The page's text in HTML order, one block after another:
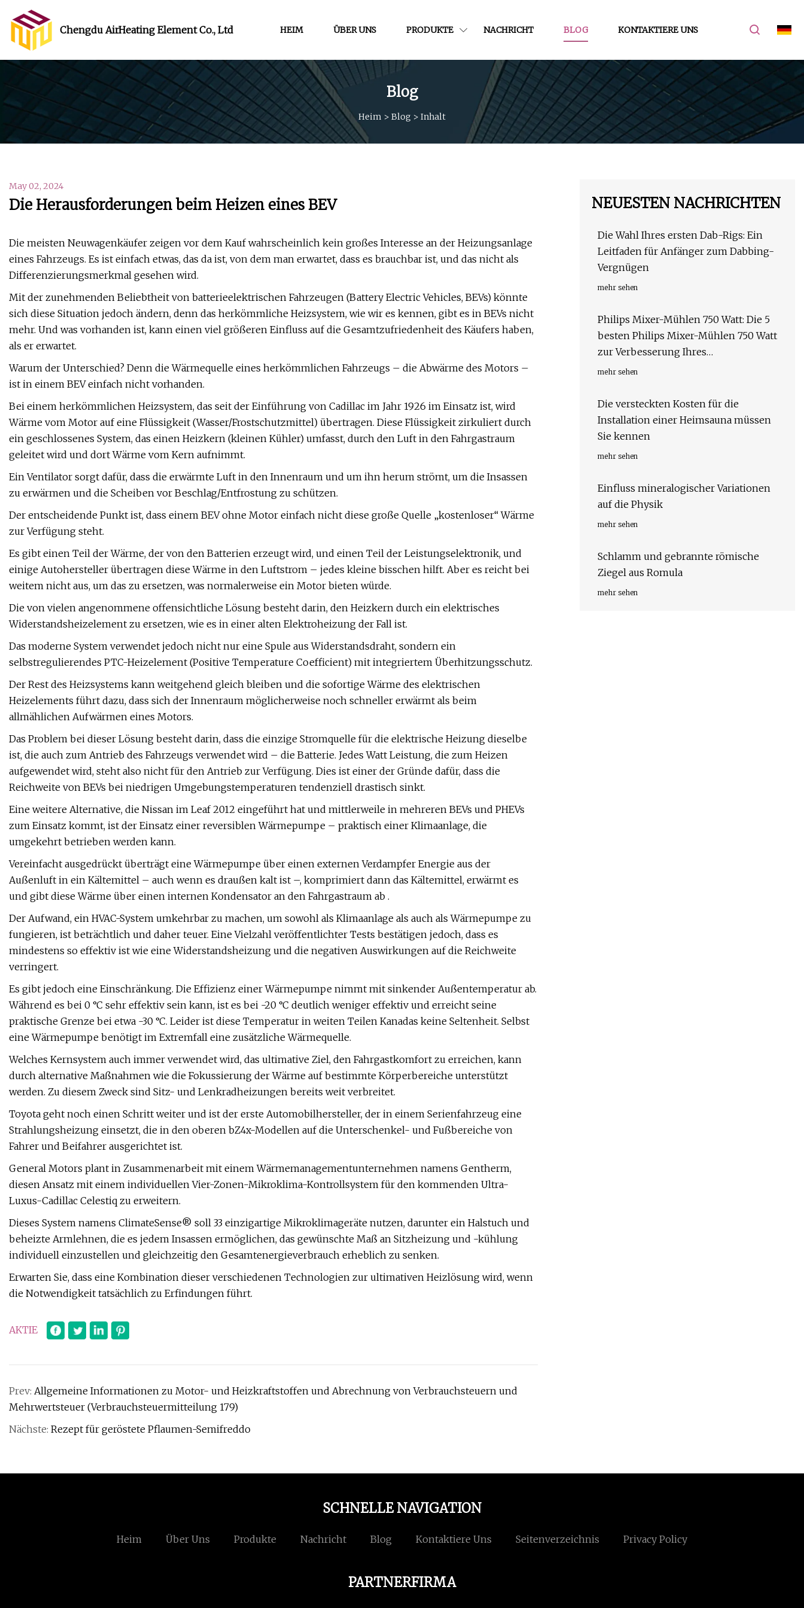
Chengdu AirHeating Element Co., Ltd HEIM ÜBER UNS PRODUKTE NACHRICHT BLOG KONTAKTIERE UNS
Blog
Heim > Blog > Inhalt
May 02, 2024
Die Herausforderungen beim Heizen eines BEV
Die meisten Neuwagenkäufer zeigen vor dem Kauf wahrscheinlich kein großes Interesse an der Heizungsanlage
eines Fahrzeugs. Es ist einfach etwas, das da ist, von dem man erwartet, dass es brauchbar ist, und das nicht als
Differenzierungsmerkmal gesehen wird.
Mit der zunehmenden Beliebtheit von batterieelektrischen Fahrzeugen (Battery Electric Vehicles, BEVs) könnte
sich diese Situation jedoch ändern, denn das herkömmliche Heizsystem, wie wir es kennen, gibt es in BEVs nicht
mehr. Und was vorhanden ist, kann einen viel größeren Einfluss auf die Gesamtzufriedenheit des Käufers haben,
als er erwartet.
Warum der Unterschied? Denn die Wärmequelle eines herkömmlichen Fahrzeugs – die Abwärme des Motors –
ist in einem BEV einfach nicht vorhanden.
Bei einem herkömmlichen Heizsystem, das seit der Einführung von Cadillac im Jahr 1926 im Einsatz ist, wird
Wärme vom Motor auf eine Flüssigkeit (Wasser/Frostschutzmittel) übertragen. Diese Flüssigkeit zirkuliert durch
ein geschlossenes System, das einen Heizkern (kleinen Kühler) umfasst, durch den Luft in den Fahrgastraum
geleitet wird und dort Wärme vom Kern aufnimmt.
Ein Ventilator sorgt dafür, dass die erwärmte Luft in den Innenraum und um ihn herum strömt, um die Insassen
zu erwärmen und die Scheiben vor Beschlag/Entfrostung zu schützen.
Der entscheidende Punkt ist, dass einem BEV ohne Motor einfach nicht diese große Quelle „kostenloser“ Wärme
zur Verfügung steht.
Es gibt einen Teil der Wärme, der von den Batterien erzeugt wird, und einen Teil der Leistungselektronik, und
einige Autohersteller übertragen diese Wärme in den Luftstrom – jedes kleine bisschen hilft. Aber es reicht bei
weitem nicht aus, um das zu ersetzen, was normalerweise ein Motor bieten würde.
Die von vielen angenommene offensichtliche Lösung besteht darin, den Heizkern durch ein elektrisches
Widerstandsheizelement zu ersetzen, wie es in einer alten Elektroheizung der Fall ist.
Das moderne System verwendet jedoch nicht nur eine Spule aus Widerstandsdraht, sondern ein
selbstregulierendes PTC-Heizelement (Positive Temperature Coefficient) mit integriertem Überhitzungsschutz.
Der Rest des Heizsystems kann weitgehend gleich bleiben und die sofortige Wärme des elektrischen
Heizelements führt dazu, dass sich der Innenraum möglicherweise noch schneller erwärmt als beim
allmählichen Aufwärmen eines Motors.
Das Problem bei dieser Lösung besteht darin, dass die einzige Stromquelle für die elektrische Heizung dieselbe
ist, die auch zum Antrieb des Fahrzeugs verwendet wird – die Batterie. Jedes Watt Leistung, die zum Heizen
aufgewendet wird, steht also nicht für den Antrieb zur Verfügung. Dies ist einer der Gründe dafür, dass die
Reichweite von BEVs bei niedrigen Umgebungstemperaturen tendenziell drastisch sinkt.
Eine weitere Alternative, die Nissan im Leaf 2012 eingeführt hat und mittlerweile in mehreren BEVs und PHEVs
zum Einsatz kommt, ist der Einsatz einer reversiblen Wärmepumpe – praktisch einer Klimaanlage, die
umgekehrt betrieben werden kann.
Vereinfacht ausgedrückt überträgt eine Wärmepumpe über einen externen Verdampfer Energie aus der
Außenluft in ein Kältemittel – auch wenn es draußen kalt ist –, komprimiert dann das Kältemittel, erwärmt es
und gibt diese Wärme über einen internen Kondensator an den Fahrgastraum ab .
Der Aufwand, ein HVAC-System umkehrbar zu machen, um sowohl als Klimaanlage als auch als Wärmepumpe zu
fungieren, ist beträchtlich und daher teuer. Eine Vielzahl veröffentlichter Tests bestätigen jedoch, dass es
mindestens so effektiv ist wie eine Widerstandsheizung und die negativen Auswirkungen auf die Reichweite
verringert.
Es gibt jedoch eine Einschränkung. Die Effizienz einer Wärmepumpe nimmt mit sinkender Außentemperatur ab.
Während es bei 0 °C sehr effektiv sein kann, ist es bei -20 °C deutlich weniger effektiv und erreicht seine
praktische Grenze bei etwa -30 °C. Leider ist diese Temperatur in weiten Teilen Kanadas keine Seltenheit. Selbst
eine Wärmepumpe benötigt im Extremfall eine zusätzliche Wärmequelle.
Welches Kernsystem auch immer verwendet wird, das ultimative Ziel, den Fahrgastkomfort zu erreichen, kann
durch alternative Maßnahmen wie die Fokussierung der Wärme auf bestimmte Körperbereiche unterstützt
werden. Zu diesem Zweck sind Sitz- und Lenkradheizungen bereits weit verbreitet.
Toyota geht noch einen Schritt weiter und ist der erste Automobilhersteller, der in einem Serienfahrzeug eine
Strahlungsheizung einsetzt, die in den oberen bZ4x-Modellen auf die Unterschenkel- und Fußbereiche von
Fahrer und Beifahrer ausgerichtet ist.
General Motors plant in Zusammenarbeit mit einem Wärmemanagementunternehmen namens Gentherm,
diesen Ansatz mit einem individuellen Vier-Zonen-Mikroklima-Kontrollsystem für den kommenden Ultra-
Luxus-Cadillac Celestiq zu erweitern.
Dieses System namens ClimateSense® soll 33 einzigartige Mikroklimageräte nutzen, darunter ein Halstuch und
beheizte Armlehnen, die es jedem Insassen ermöglichen, das gewünschte Maß an Sitzheizung und -kühlung
individuell einzustellen und gleichzeitig den Gesamtenergieverbrauch erheblich zu senken.
Erwarten Sie, dass eine Kombination dieser verschiedenen Technologien zur ultimativen Heizlösung wird, wenn
die Notwendigkeit tatsächlich zu Erfindungen führt.
AKTIE
Prev: Allgemeine Informationen zu Motor- und Heizkraftstoffen und Abrechnung von Verbrauchsteuern und
Mehrwertsteuer (Verbrauchsteuermitteilung 179)
Nächste: Rezept für geröstete Pflaumen-Semifreddo
NEUESTEN NACHRICHTEN
Die Wahl Ihres ersten Dab-Rigs: Ein
Leitfaden für Anfänger zum Dabbing-
Vergnügen
mehr sehen
Philips Mixer-Mühlen 750 Watt: Die 5
besten Philips Mixer-Mühlen 750 Watt
zur Verbesserung Ihres
Küchenerlebnisses
mehr sehen
Die versteckten Kosten für die
Installation einer Heimsauna müssen
Sie kennen
mehr sehen
Einfluss mineralogischer Variationen
auf die Physik
mehr sehen
Schlamm und gebrannte römische
Ziegel aus Romula
mehr sehen
SCHNELLE NAVIGATION
Heim Über Uns Produkte Nachricht Blog Kontaktiere Uns Seitenverzeichnis Privacy Policy
PARTNERFIRMA